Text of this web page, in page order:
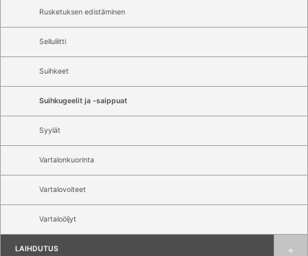
Rusketuksen edistäminen
Selluliitti
Suihkeet
Suihkugeelit ja -saippuat
Syylät
Vartalonkuorinta
Vartalovoiteet
Vartaloöljyt
LAIHDUTUS